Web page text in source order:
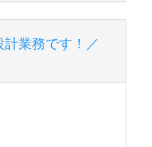
業務です！／